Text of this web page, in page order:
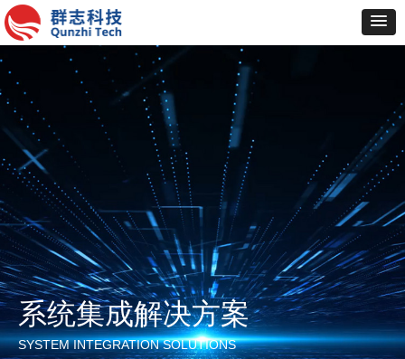
系统集成解决方案
SYSTEM INTEGRATION SOLUTIONS